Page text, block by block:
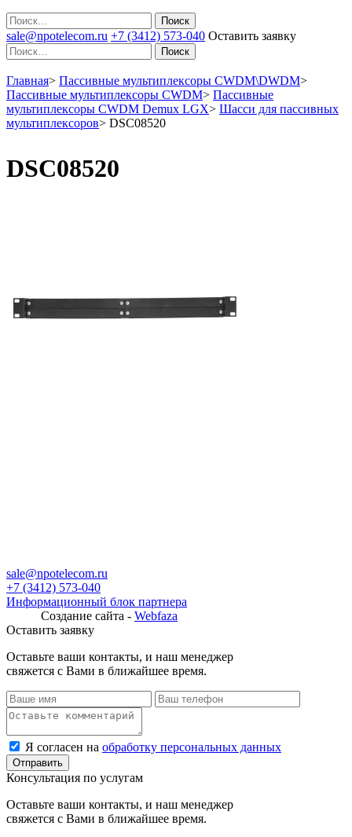
Поиск
sale@npotelecom.ru +7 (3412) 573-040 Оставить заявку
Поиск
Главная> Пассивные мультиплексоры CWDM\DWDM>
Пассивные мультиплексоры CWDM> Пассивные
мультиплексоры CWDM Demux LGX> Шасси для пассивных
мультиплексоров> DSC08520
DSC08520
sale@npotelecom.ru
+7 (3412) 573-040
Информационный блок партнера
Создание сайта - Webfaza
Оставить заявку
Оставьте ваши контакты, и наш менеджер
свяжется с Вами в ближайшее время.
Я согласен на обработку персональных данных
Консультация по услугам
Оставьте ваши контакты, и наш менеджер
свяжется с Вами в ближайшее время.